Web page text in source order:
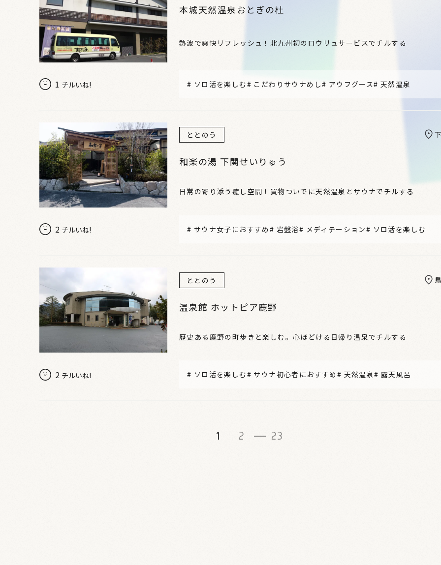
本城天然温泉おとぎの杜
1 チルいね!
熱波で爽快リフレッシュ！北九州初のロウリュサービスでチルする
# ソロ活を楽しむ# こだわりサウナめし# アウフグース#天然温泉
ととのう
和楽の湯 下関せいりゅう
2 チルいね!
日常の寄り添う癒し空間！買物ついでに天然温泉とサウナでチルする
# サウナ女子におすすめ # 岩盤浴# メディテーション# ソロ活を楽しむ
ととのう
温泉館 ホットピア鹿野
2 チルいね!
歴史ある鹿野の町歩きと楽しむ。心ほどける日帰り温泉でチルする
# ソロ活を楽しむ# サウナ初心者におすすめ # 天然温泉# 露天風呂
1 2 23